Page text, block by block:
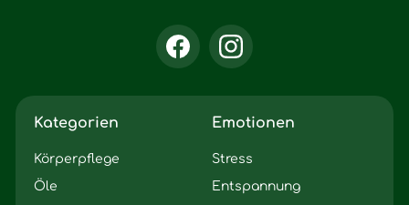
Kategorien
Körperpflege
Öle
Emotionen
Stress
Entspannung